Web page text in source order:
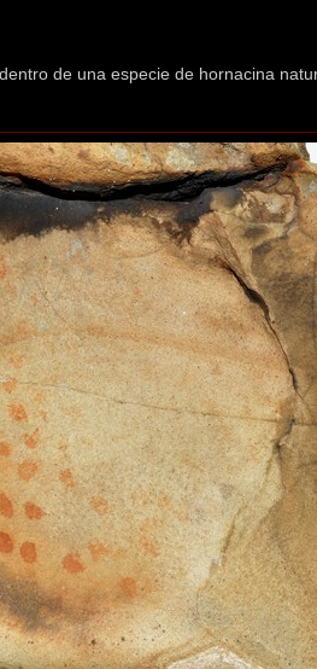
de una especie de hornacina